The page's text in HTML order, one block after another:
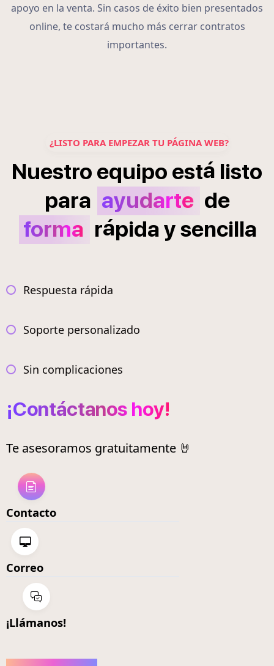
apoyo en la venta. Sin casos de éxito bien presentados
online, te costará mucho más cerrar contratos
importantes.
¿LISTO PARA EMPEZAR TU PÁGINA WEB?
Nuestro equipo está listo
para ayudarte de
forma rápidaysencilla
Respuesta rápida
Soporte personalizado
Sin complicaciones
¡Contáctanos hoy!
Te asesoramos gratuitamente 🤘
Contacto
Correo
¡Llámanos!